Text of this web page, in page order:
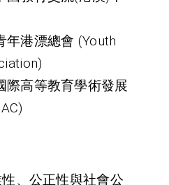
年港漂總會 (Youth
際高等教育學術發展
、公正性與社會公